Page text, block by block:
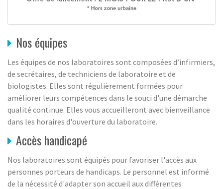
Nos équipes
Les équipes de nos laboratoires sont composées d’infirmiers,
de secrétaires, de techniciens de laboratoire et de
biologistes. Elles sont régulièrement formées pour
améliorer leurs compétences dans le souci d'une démarche
qualité continue. Elles vous accueilleront avec bienveillance
dans les horaires d'ouverture du laboratoire.
Accès handicapé
Nos laboratoires sont équipés pour favoriser l'accès aux
personnes porteurs de handicaps. Le personnel est informé
de la nécessité d'adapter son accueil aux différentes